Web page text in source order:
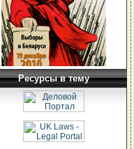
Ресурсы в тему